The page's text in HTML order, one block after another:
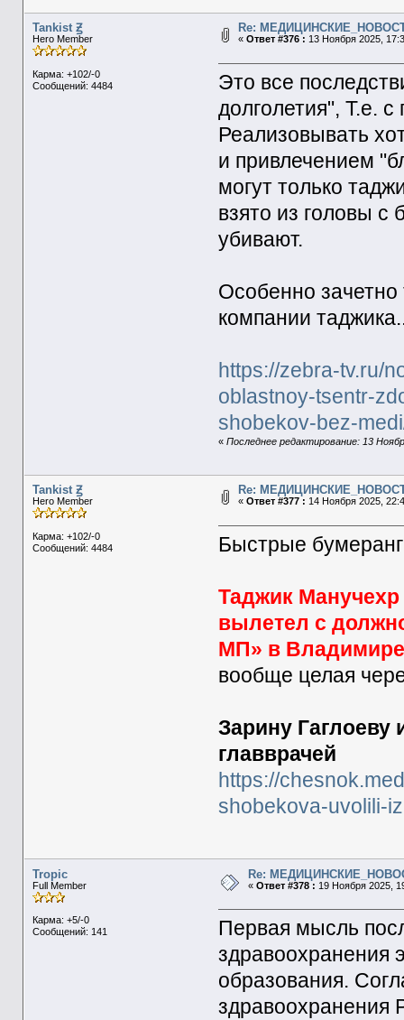
Tankist Ꙃ
Hero Member
Карма: +102/-0
Сообщений: 4484
Re:
« Ответ #376 : 13 Ноября 2025,
Это все
долголетия", Т.е.
Реализовывать
и привлечением
могут только
взято из головы
убивают.
Особенно
компании
https://zebra-tv.ru/
oblastnoy-tsentr-
shobekov-bez-
«Последнее редактирование: 13
Tankist Ꙃ
Hero Member
Карма: +102/-0
Сообщений: 4484
Re:
« Ответ #377 : 14 Ноября 2025,
Быстрые
Таджик
вылетел с
МП» в
вообще целая
Зарину
главврачей
https://
shobekova-uvolili-
Tropic
Full Member
Карма: +5/-0
Сообщений: 141
Re:
« Ответ #378 : 19 Ноября 2025,
Первая мысль
здравоохранения
образования.
здравоохранения